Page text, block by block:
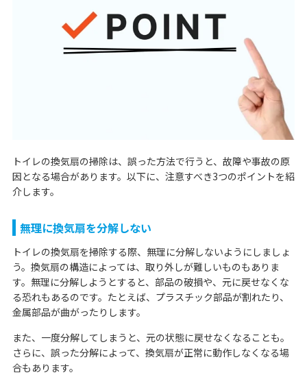
トイレの換気扇の掃除は、誤った方法で行うと、故障や事故の原
因となる場合があります。以下に、注意すべき3つのポイントを紹
介します。
無理に換気扇を分解しない
トイレの換気扇を掃除する際、無理に分解しないようにしましょ
う。換気扇の構造によっては、取り外しが難しいものもありま
す。無理に分解しようとすると、部品の破損や、元に戻せなくな
る恐れもあるのです。たとえば、プラスチック部品が割れたり、
金属部品が曲がったりします。
また、一度分解してしまうと、元の状態に戻せなくなることも。
さらに、誤った分解によって、換気扇が正常に動作しなくなる場
合もあります。